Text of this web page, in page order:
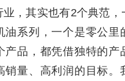
，其实也有2个典范，
油系列，一个是零公里
产品，都凭借独特的产
销量、高利润的目标。